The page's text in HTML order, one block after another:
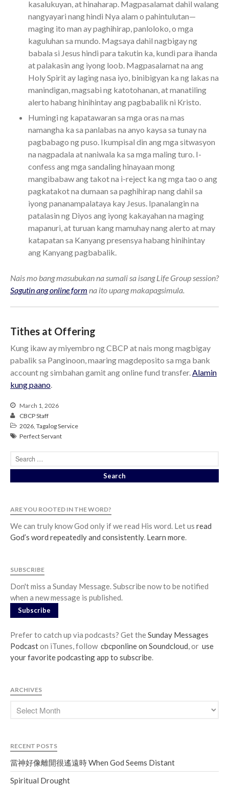
kasalukuyan, at hinaharap. Magpasalamat dahil walang
nangyayari nang hindi Nya alam o pahintulutan—
maging ito man ay paghihirap, panloloko, o mga
kaguluhan sa mundo. Magsaya dahil nagbigay ng
babala si Jesus hindi para takutin ka, kundi para ihanda
at palakasin ang iyong loob. Magpasalamat na ang
Holy Spirit ay laging nasa iyo, binibigyan ka ng lakas na
manindigan, magsabi ng katotohanan, at manatiling
alerto habang hinihintay ang pagbabalik ni Kristo.
Humingi ng kapatawaran sa mga oras na mas
namangha ka sa panlabas na anyo kaysa sa tunay na
pagbabago ng puso. Ikumpisal din ang mga sitwasyon
na nagpadala at naniwala ka sa mga maling turo. I-
confess ang mga sandaling hinayaan mong
mangibabaw ang takot na i-reject ka ng mga tao o ang
pagkatakot na dumaan sa paghihirap nang dahil sa
iyong pananampalataya kay Jesus. Ipanalangin na
patalasin ng Diyos ang iyong kakayahan na maging
mapanuri, at turuan kang mamuhay nang alerto at may
katapatan sa Kanyang presensya habang hinihintay
ang Kanyang pagbabalik.
Nais mo bang masubukan na sumali sa isang Life Group session?
Sagutin ang online form na ito upang makapagsimula.
Tithes at Offering
Kung ikaw ay miyembro ng CBCP at nais mong magbigay
pabalik sa Panginoon, maaring magdeposito sa mga bank
account ng simbahan gamit ang online fund transfer.Alamin
kung paano.
March 1, 2026
CBCP Staff
2026, Tagalog Service
Perfect Servant
ARE YOU ROOTED IN THE WORD?
We can truly know God only if we read His word. Let us read
God’s word repeatedly and consistently. Learn more.
SUBSCRIBE
Don't miss a Sunday Message. Subscribe now to be notified
when a new message is published.
Subscribe
Prefer to catch up via podcasts? Get theSunday Messages
Podcaston iTunes, follow cbcponline on Soundcloud, or use
your favorite podcasting app to subscribe.
ARCHIVES
RECENT POSTS
當神好像離開很遙遠時 When God Seems Distant
Spiritual Drought